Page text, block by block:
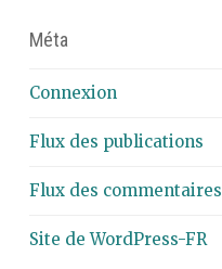
Méta
Connexion
Flux des publications
Flux des commentaires
Site de WordPress-FR